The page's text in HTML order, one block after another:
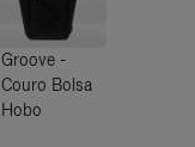
Groove -
Couro Bolsa
Hobo